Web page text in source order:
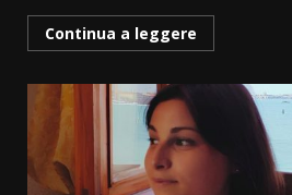
Continua a leggere